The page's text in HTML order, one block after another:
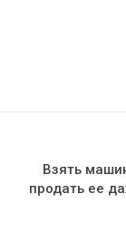
Взять
продать ее